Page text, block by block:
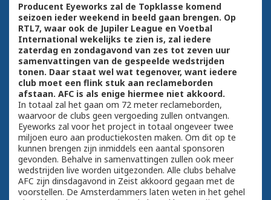
Producent Eyeworks zal de Topklasse komend
seizoen ieder weekend in beeld gaan brengen. Op
RTL7, waar ook de Jupiler League en Voetbal
International wekelijks te zien is, zal iedere
zaterdag en zondagavond van zes tot zeven uur
samenvattingen van de gespeelde wedstrijden
tonen. Daar staat wel wat tegenover, want iedere
club moet een flink stuk aan reclameborden
afstaan. AFC is als enige hiermee niet akkoord.
In totaal zal het gaan om 72 meter reclameborden,
waarvoor de clubs geen vergoeding zullen ontvangen.
Eyeworks zal voor het project in totaal ongeveer twee
miljoen euro aan productiekosten maken. Om dit op te
kunnen brengen zijn inmiddels een aantal sponsoren
gevonden. Behalve in samenvattingen zullen ook meer
wedstrijden live worden uitgezonden. Alle clubs behalve
AFC zijn dinsdagavond in Zeist akkoord gegaan met de
voorstellen. De Amsterdammers laten weten in het gehel